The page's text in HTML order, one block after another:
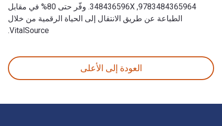
9783484365964, 348436596X. وفّر حتى 80% في مقابل
الطباعة عن طريق الانتقال إلى الحياة الرقمية من خلال
VitalSource.
العودة إلى الأعلى